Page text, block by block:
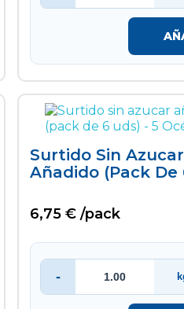
Surtido Sin Azucar
Añadido (pack De
6,75 € /pack
-